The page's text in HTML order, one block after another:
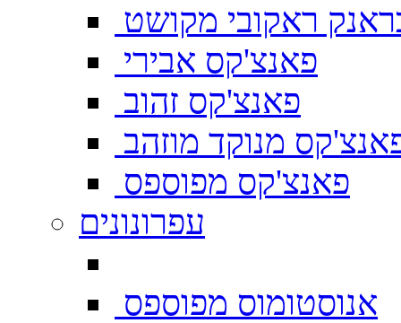
ראקובי מקושט
פאנצ'קס אבירי
פאנצ'קס זהוב
מנוקד מוזהב
פאנצ'קס מפוספס
עפרונונים
אנוסטומוס מפוספס